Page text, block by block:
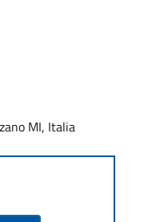
MI, Italia